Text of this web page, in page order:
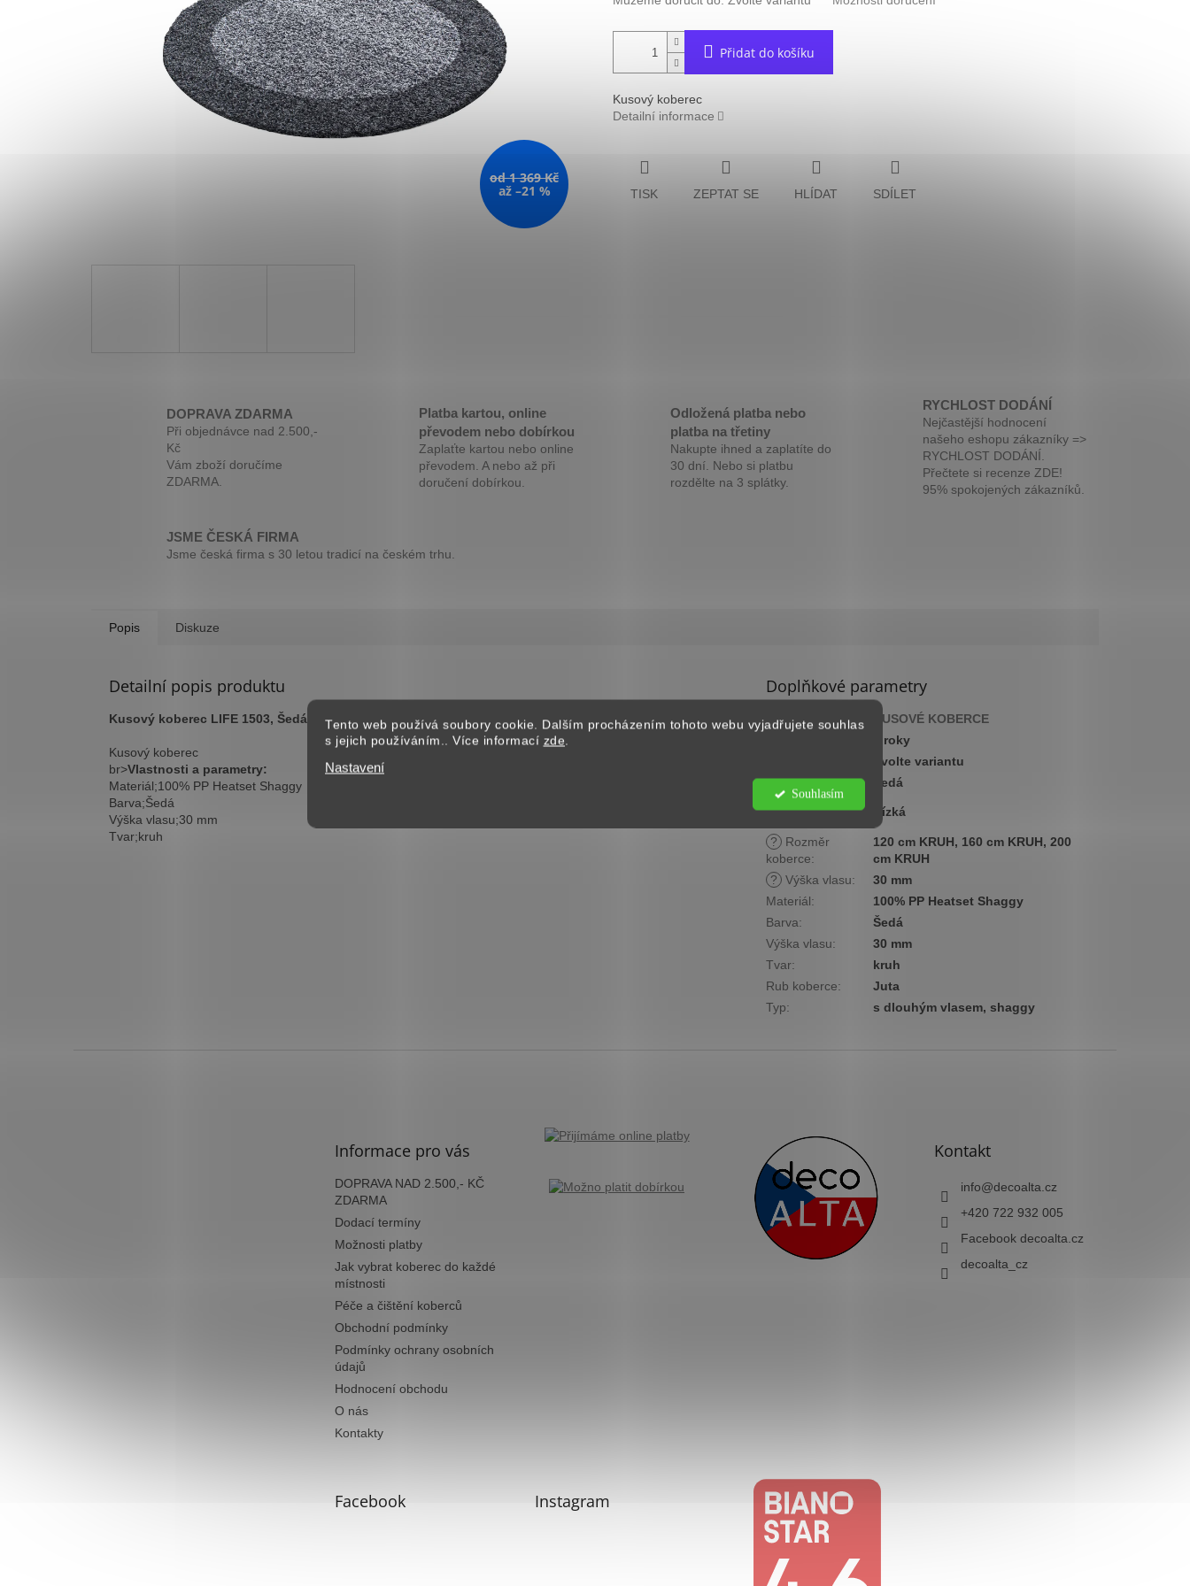
Tento web používá soubory cookie. Dalším procházením tohoto webu vyjadřujete souhlas
s jejich používáním.. Více informací zde.
Nastavení
Souhlasím
od 1 369 Kč
až –21 %
Přidat do košíku
Kusový koberec
Detailní informace
TISK ZEPTAT SE HLÍDAT SDÍLET
DOPRAVA ZDARMA
Při objednávce nad 2.500,-
Kč
Vám zboží doručíme
ZDARMA.
Platba kartou, online
převodem nebo dobírkou
Zaplaťte kartou nebo online
převodem. A nebo až při
doručení dobírkou.
Odložená platba nebo
platba na třetiny
Nakupte ihned a zaplatíte do
30 dní. Nebo si platbu
rozdělte na 3 splátky.
RYCHLOST DODÁNÍ
Nejčastější hodnocení
našeho eshopu zákazníky =>
RYCHLOST DODÁNÍ.
Přečtete si recenze ZDE!
95% spokojených zákazníků.
JSME ČESKÁ FIRMA
Jsme česká firma s 30 letou tradicí na českém trhu.
Popis Diskuze
Detailní popis produktu
Kusový koberec LIFE 1503, Šedá
Kusový koberec
br>Vlastnosti a parametry:
Materiál;100% PP Heatset Shaggy
Barva;Šedá
Výška vlasu;30 mm
Tvar;kruh
Doplňkové parametry
Kategorie
KUSOVÉ KOBERCE
2 roky
Zvolte variantu
? Barva:
Šedá
Nízká
?
Rozměr
koberce:
120 cm KRUH, 160 cm KRUH, 200
cm KRUH
?
Výška vlasu:
30 mm
Materiál:
100% PP Heatset Shaggy
Barva:
Šedá
Výška vlasu:
30 mm
Tvar:
kruh
Rub koberce:
Juta
Typ: s dlouhým vlasem, shaggy
Informace pro vás
DOPRAVA NAD 2.500,- KČ
ZDARMA
Dodací termíny
Možnosti platby
Jak vybrat koberec do každé
místnosti
Péče a čištění koberců
Obchodní podmínky
Podmínky ochrany osobních
údajů
Hodnocení obchodu
O nás
Kontakty
Kontakt
info@decoalta.cz
+420 722 932 005
Facebook decoalta.cz
decoalta_cz
Facebook Instagram